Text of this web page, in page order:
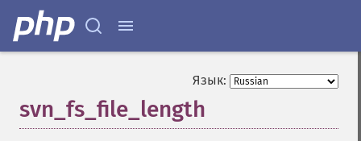
Язык:
svn_fs_file_length